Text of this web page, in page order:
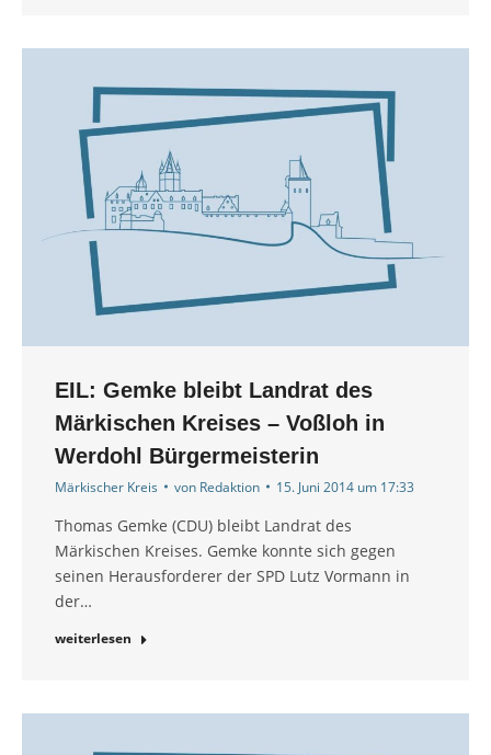
EIL: Gemke bleibt Landrat des
Märkischen Kreises – Voßloh in
Werdohl Bürgermeisterin
Märkischer Kreis von Redaktion 15. Juni 2014 um 17:33
Thomas Gemke (CDU) bleibt Landrat des
Märkischen Kreises. Gemke konnte sich gegen
seinen Herausforderer der SPD Lutz Vormann in
der…
weiterlesen